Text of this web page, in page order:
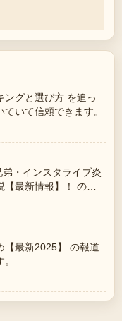
ングと選び方 を追っ
いて信頼できます。
・インスタライブ炎
【最新情報】！ の背
続けてください。
【最新2025】 の報道